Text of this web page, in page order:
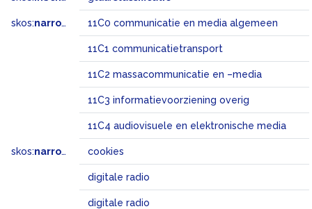
skos:narrower 11C0 communicatie en media algemeen
11C1 communicatietransport
11C2 massacommunicatie en –media
11C3 informatievoorziening overig
11C4 audiovisuele en elektronische media
skos:narrowMatch cookies
digitale radio
digitale radio